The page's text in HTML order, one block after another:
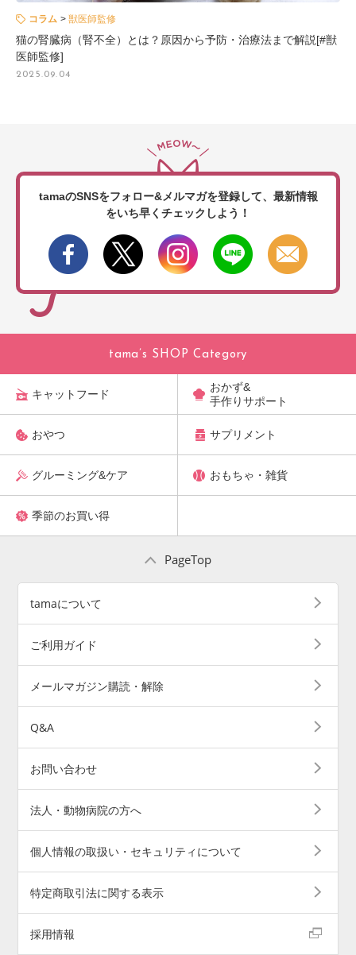
コラム 獣医師監修
猫の腎臓病（腎不全）とは？原因から予防・治療法まで解説[#獣
医師監修]
2025.09.04
tamaのSNSをフォロー&メルマガを登録して、 最新情報
をいち早くチェックしよう！
tama’s SHOP Category
キャットフード
おかず&
手作りサポート
おやつ サプリメント
グルーミング&ケア おもちゃ・雑貨
季節のお買い得
PageTop
tamaについて
ご利用ガイド
メールマガジン購読・解除
Q&A
お問い合わせ
法人・動物病院の方へ
個人情報の取扱い・セキュリティについて
特定商取引法に関する表示
採用情報